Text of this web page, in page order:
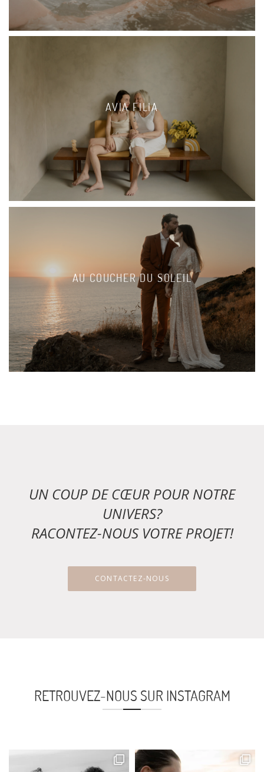
AVIA FILIA
AU COUCHER DU SOLEIL
UN COUP DE CŒUR POUR NOTRE
UNIVERS?
RACONTEZ-NOUS VOTRE PROJET!
CONTACTEZ-NOUS
RETROUVEZ-NOUS SUR INSTAGRAM